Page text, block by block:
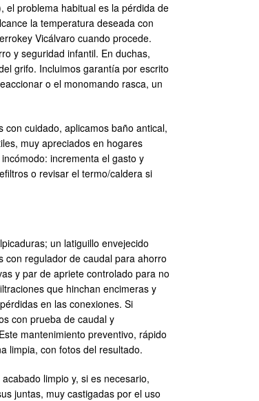
el problema habitual es la pérdida de
la temperatura deseada con
Vicálvaro cuando procede.
y seguridad infantil. En duchas,
grifo. Incluimos garantía por escrito
o el monomando rasca, un
cuidado, aplicamos baño antical,
muy apreciados en hogares
incrementa el gasto y
o revisar el termo/caldera si
un latiguillo envejecido
con regulador de caudal para ahorro
y par de apriete controlado para no
que hinchan encimeras y
en las conexiones. Si
con prueba de caudal y
mantenimiento preventivo, rápido
limpia, con fotos del resultado.
limpio y, si es necesario,
juntas, muy castigadas por el uso